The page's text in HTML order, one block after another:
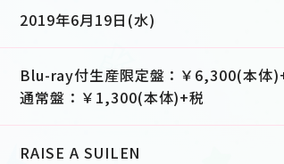
2019年6月19日(水)
Blu-ray付生産限定盤：￥6,300(本体
通常盤：￥1,300(本体)+税
RAISE A SUILEN